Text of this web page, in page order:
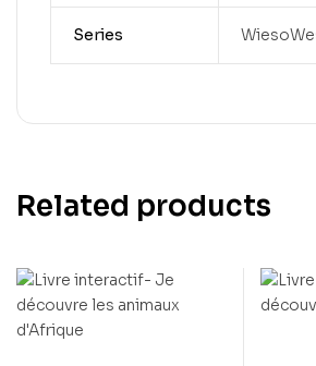
Series
Related products